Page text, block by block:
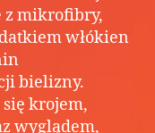
z mikrofibry,
włókien
bielizny.
krojem,
wyglądem,